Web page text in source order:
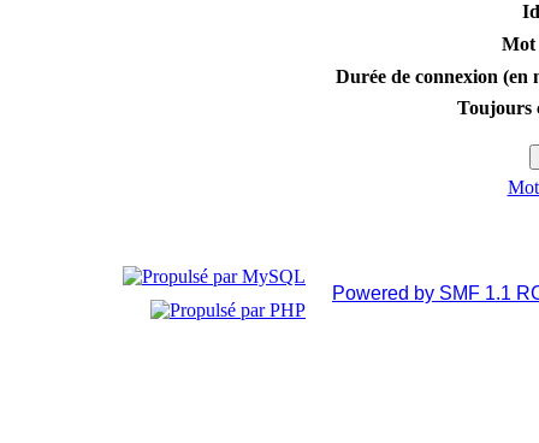
Mot
Durée de connexion (en
Toujours
Powered by SMF 1.1